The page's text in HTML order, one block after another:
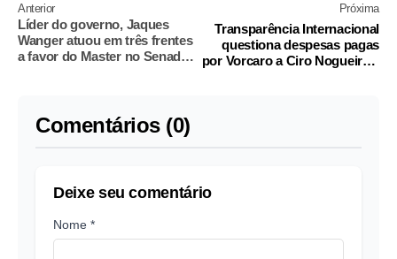
Anterior
Líder do governo, Jaques
Wanger atuou em três frentes
a favor do Master no Senado,
Próxima
Transparência Internacional
questiona despesas pagas
por Vorcaro a Ciro Nogueira e
Comentários (0)
Deixe seu comentário
Nome *